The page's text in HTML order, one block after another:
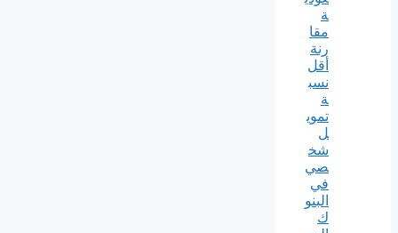
ة
مقا
رنة
أقل
نسب
ة
تموي
ل
شخ
صي
في
البنو
ك